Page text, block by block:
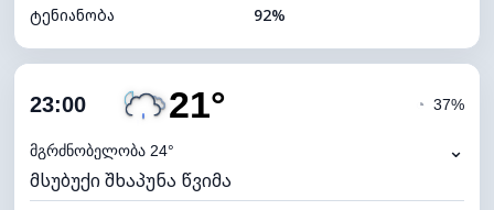
ტენიანობა
92%
ღრუბლიანობა
ნამის წერტილი
ხილვადობა
23:00 21°
მგრძნობელობა 24°
◔ 37%
⌄
მსუბუქი შხაპუნა წვიმა